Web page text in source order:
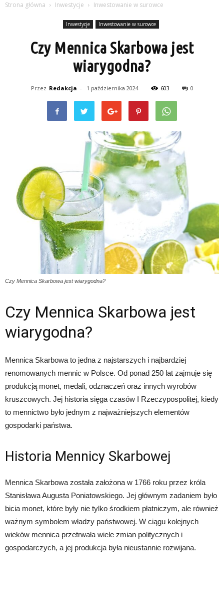
Strona główna Inwestycje Inwestowanie w surowce
Inwestycje Inwestowanie w surowce
Czy Mennica Skarbowa jest
wiarygodna?
Przez Redakcja - 1 października 2024 603 0
Czy Mennica Skarbowa jest wiarygodna?
Czy Mennica Skarbowa jest
wiarygodna?
Mennica Skarbowa to jedna z najstarszych i najbardziej
renomowanych mennic w Polsce. Od ponad 250 lat zajmuje się
produkcją monet, medali, odznaczeń oraz innych wyrobów
kruszcowych. Jej historia sięga czasów I Rzeczypospolitej, kiedy
to mennictwo było jednym z najważniejszych elementów
gospodarki państwa.
Historia Mennicy Skarbowej
Mennica Skarbowa została założona w 1766 roku przez króla
Stanisława Augusta Poniatowskiego. Jej głównym zadaniem było
bicia monet, które były nie tylko środkiem płatniczym, ale również
ważnym symbolem władzy państwowej. W ciągu kolejnych
wieków mennica przetrwała wiele zmian politycznych i
gospodarczych, a jej produkcja była nieustannie rozwijana.